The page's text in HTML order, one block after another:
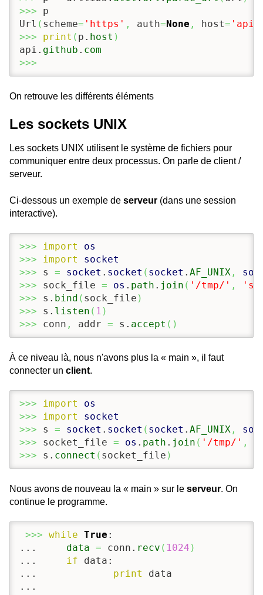
>>> p
Url ( scheme= 'https' , auth= None , host=
>>>
print ( p. host )
api. github . com
>>>
On retrouve les différents éléments
Les sockets UNIX
Les sockets UNIX utilisent le système de fichiers pour
communiquer entre deux processus. On parle de client /
serveur.
Ci-dessous un exemple de serveur (dans une session
interactive).
>>> import
os
>>>
import
socket
>>> s = socket . socket ( socket . AF_UNIX ,
>>> sock_file = os . path . join ( '/tmp/' ,
>>> s. bind ( sock_file )
>>> s. listen ( 1 )
>>> conn , addr = s. accept ( )
À ce niveau là, nous n'avons plus la « main », il faut
connecter un client.
>>> import
os
>>>
import
socket
>>> s = socket . socket ( socket . AF_UNIX ,
>>> socket_file = os . path . join ( '/tmp/' ,
>>> s. connect ( socket_file )
Nous avons de nouveau la « main » sur le serveur. On
continue le programme.
>>> while True :
... data = conn. recv ( 1024 )
... if data:
... print
data
...